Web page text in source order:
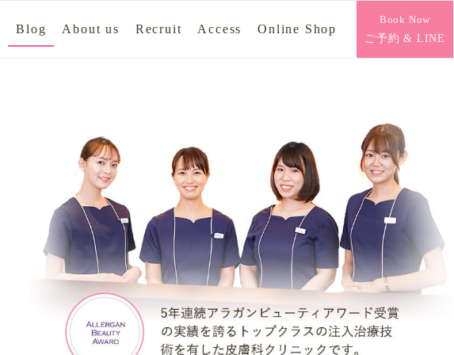
Blog About us Recruit Access Online Shop
Book Now
ご予約 & LINE